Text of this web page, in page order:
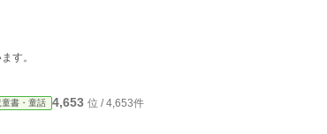
す。
童書・童話 4,653 位 / 4,653件